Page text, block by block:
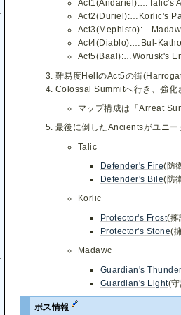
Act1(Andariel):…Talic's
Act2(Duriel):…Korlic's
Act4(Diablo):…Bul-
Act5(Baal):…Worusk's
難易度HellのAct5の街
Colossal Summitへ行き、強化
マップ構成は「Arreat
最後に倒したAncientsがユニー
Talic
Defender's Fire(防
Defender's Bile(防
Korlic
Protector's Frost(擁
Protector's Stone(
Madawc
Guardian's Thunder
Guardian's Light(
ボス情報